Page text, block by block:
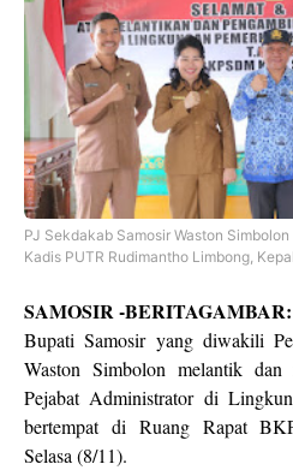
PJ Sekdakab Samosir Waston
Kadis PUTR Rudimantho Limbong,
SAMOSIR -BERITAGAMBAR:
Bupati Samosir yang diwakili
Waston Simbolon melantik dan
Pejabat Administrator di
bertempat di Ruang Rapat
Selasa (8/11).